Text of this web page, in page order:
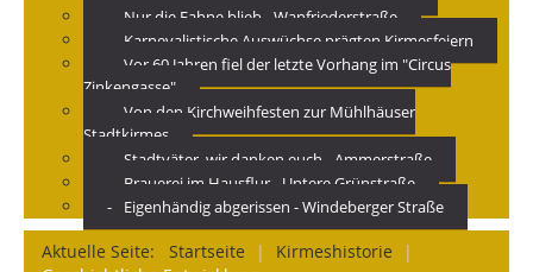
Nur die Fahne blieb - Wanfriederstraße
Karnevalistische Auswüchse prägten Kirmesfeiern
Vor 60 Jahren fiel der letzte Vorhang im "Circus
Zinkengasse"
Von den Kirchweihfesten zur Mühlhäuser
Stadtkirmes
Stadtväter, wir danken euch - Ammerstraße
Brauerei im Hausflur - Untere Grünstraße
Eigenhändig abgerissen - Windeberger Straße
Aktuelle Seite: Startseite | Kirmeshistorie
|